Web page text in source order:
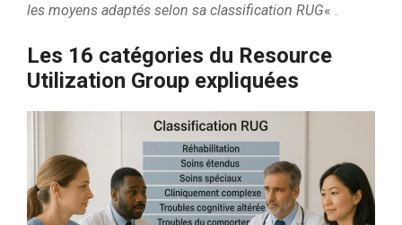
les moyens adaptés selon sa classification RUG« .
Les 16 catégories du Resource
Utilization Group expliquées